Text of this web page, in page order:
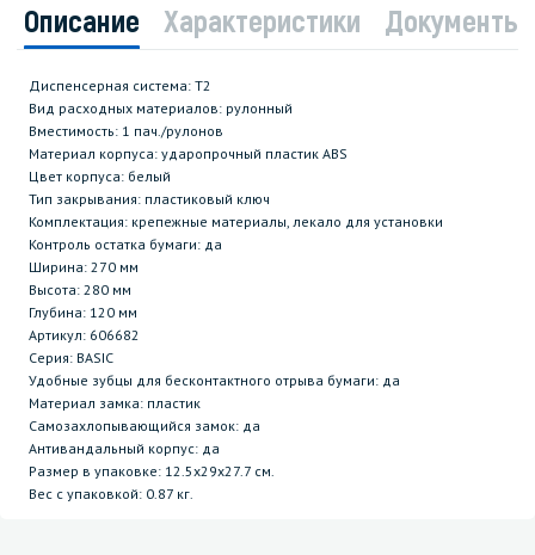
Описание Характеристики Документы
Диспенсерная система: T2
Вид расходных материалов: рулонный
Вместимость: 1 пач./рулонов
Материал корпуса: ударопрочный пластик ABS
Цвет корпуса: белый
Тип закрывания: пластиковый ключ
Комплектация: крепежные материалы, лекало для установки
Контроль остатка бумаги: да
Ширина: 270 мм
Высота: 280 мм
Глубина: 120 мм
Артикул: 606682
Серия: BASIC
Удобные зубцы для бесконтактного отрыва бумаги: да
Материал замка: пластик
Самозахлопывающийся замок: да
Антивандальный корпус: да
Размер в упаковке: 12.5x29x27.7 см.
Вес с упаковкой: 0.87 кг.